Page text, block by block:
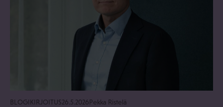
BLOGIKIRJOITUS26.5.2026Pekka Ristelä